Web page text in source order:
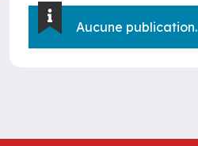
Aucune publication.